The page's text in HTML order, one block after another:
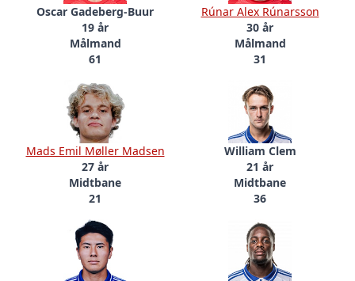
Oscar Gadeberg-Buur
19 år
Målmand
61
Rúnar Alex Rúnarsson
30 år
Målmand
31
Mads Emil Møller Madsen
27 år
Midtbane
21
William Clem
21 år
Midtbane
36